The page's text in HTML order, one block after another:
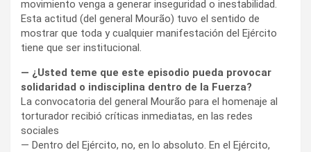
movimiento venga a generar inseguridad o inestabilidad.
Esta actitud (del general Mourão) tuvo el sentido de
mostrar que toda y cualquier manifestación del Ejército
tiene que ser institucional.
— ¿Usted teme que este episodio pueda provocar
solidaridad o indisciplina dentro de la Fuerza?
La convocatoria del general Mourão para el homenaje al
torturador recibió críticas inmediatas, en las redes
sociales
— Dentro del Ejército, no, en lo absoluto. En el Ejército,